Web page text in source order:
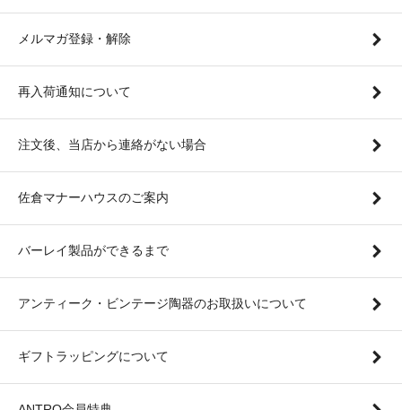
メルマガ登録・解除
再入荷通知について
注文後、当店から連絡がない場合
佐倉マナーハウスのご案内
バーレイ製品ができるまで
アンティーク・ビンテージ陶器のお取扱いについて
ギフトラッピングについて